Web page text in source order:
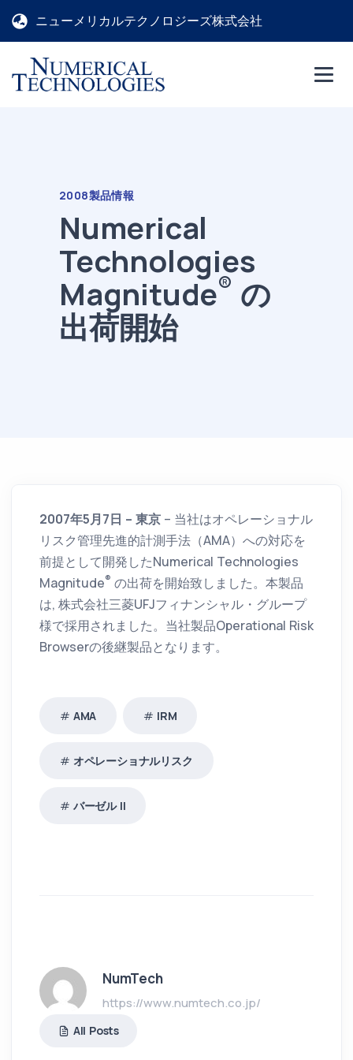
ニューメリカルテクノロジーズ株式会社
2008製品情報
Numerical
Technologies
Magnitude® の
出荷開始
2007年5月7日 – 東京 – 当社はオペレーショナル
リスク管理先進的計測手法（AMA）への対応を
前提として開発したNumerical Technologies
Magnitude® の出荷を開始致しました。本製品
は, 株式会社三菱UFJフィナンシャル・グループ
様で採用されました。当社製品Operational Risk
Browserの後継製品となります。
AMA IRM
オペレーショナルリスク
バーゼル II
NumTech
https://www.numtech.co.jp/
All Posts